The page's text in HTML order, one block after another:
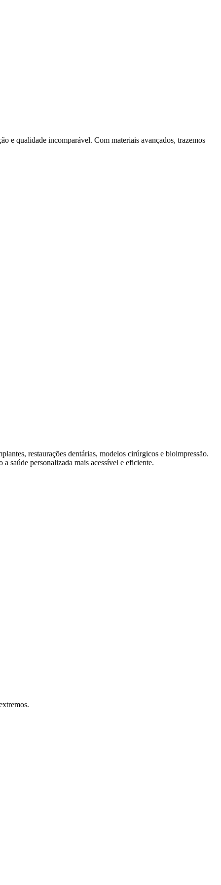
e qualidade incomparável. Com materiais avançados, trazemos
restaurações dentárias, modelos cirúrgicos e bioimpressão.
saúde personalizada mais acessível e eficiente.